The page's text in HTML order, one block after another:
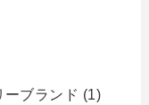
ーブランド (1)